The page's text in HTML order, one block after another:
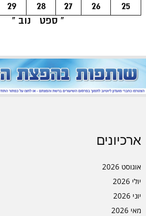
25
26
27
28
29
« ספט
נוב »
ארכיונים
אוגוסט 2026
יולי 2026
יוני 2026
מאי 2026